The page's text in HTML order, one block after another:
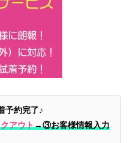
予約完了♪
アウト→③お客様情報入力